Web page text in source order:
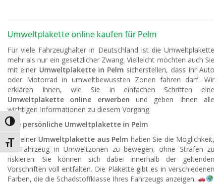
Umschalten auf hohe Kontraste
Schrift vergrößern
Umweltplakette online kaufen für Pelm
Für viele Fahrzeughalter in Deutschland ist die Umweltplakette
mehr als nur ein gesetzlicher Zwang. Vielleicht möchten auch Sie
mit einer Umweltplakette in Pelm sicherstellen, dass Ihr Auto
oder Motorrad in umweltbewussten Zonen fahren darf. Wir
erklären Ihnen, wie Sie in einfachen Schritten eine
Umweltplakette online erwerben und geben Ihnen alle
wichtigen Informationen zu diesem Vorgang.
Ihre persönliche Umweltplakette in Pelm
Mit einer Umweltplakette aus Pelm haben Sie die Möglichkeit,
Ihr Fahrzeug in Umweltzonen zu bewegen, ohne Strafen zu
riskieren. Sie können sich dabei innerhalb der geltenden
Vorschriften voll entfalten. Die Plakette gibt es in verschiedenen
Farben, die die Schadstoffklasse Ihres Fahrzeugs anzeigen.